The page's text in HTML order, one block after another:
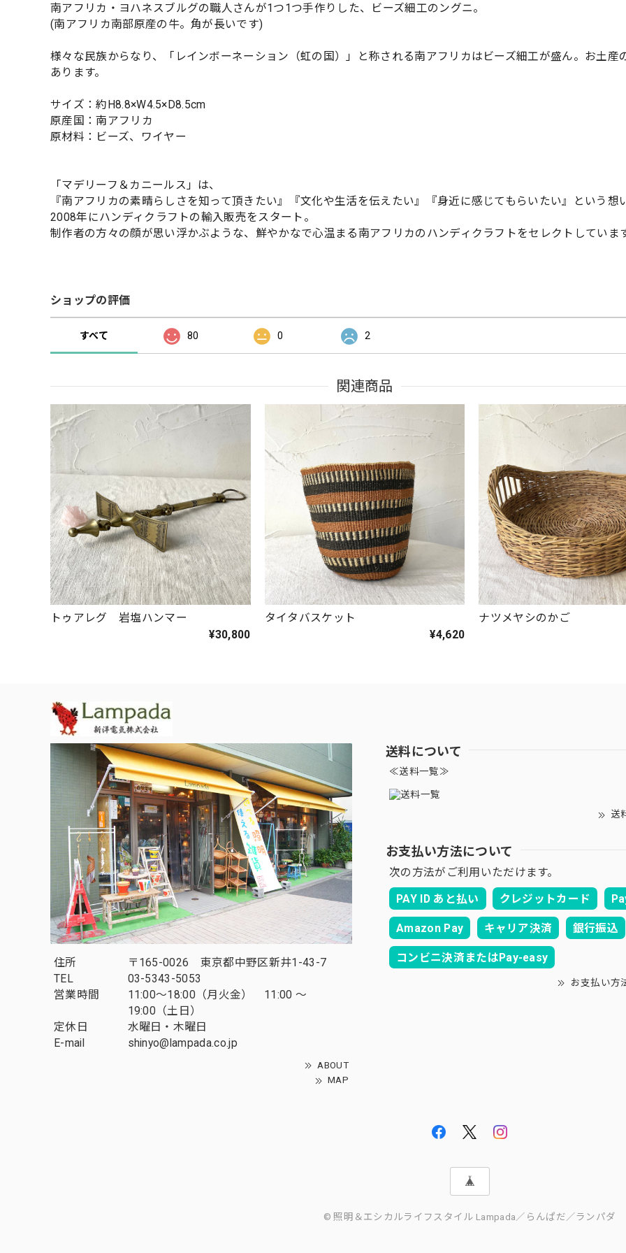
南アフリカ・ヨハネスブルグの職人さんが1つ1つ手作りした、ビーズ細工のングニ。
(南アフリカ南部原産の牛。角が長いです)
様々な民族からなり、「レインボーネーション（虹の国）」と称される南アフリカはビーズ細工が盛ん。お土産
あります。
サイズ：約H8.8×W4.5×D8.5cm
原産国：南アフリカ
原材料：ビーズ、ワイヤー
「マデリーフ＆カニールス」は、
『南アフリカの素晴らしさを知って頂きたい』『文化や生活を伝えたい』『身近に感じてもらいたい』という想
2008年にハンディクラフトの輸入販売をスタート。
制作者の方々の顔が思い浮かぶような、鮮やかなで心温まる南アフリカのハンディクラフトをセレクトしていま
ショップの評価
すべて 80 0 2
関連商品
トゥアレグ 岩塩ハンマー
¥30,800
タイタバスケット
¥4,620
ナツメヤシのかご
住所
〒165-0026 東京都中野区新井1-43-7
TEL
03-5343-5053
営業時間
11:00～18:00（月火金） 11:00 ～
19:00（土日）
定休日
水曜日・木曜日
E-mail
shinyo@lampada.co.jp
ABOUT
MAP
送料について
≪送料一覧≫
送
お支払い方法について
次の方法がご利用いただけます。
PAY ID あと払い
クレジットカード
Amazon Pay キャリア決済 銀行振込
コンビニ決済またはPay-easy
お支払い方
© 照明＆エシカルライフスタイル Lampada／らんぱだ／ランパダ